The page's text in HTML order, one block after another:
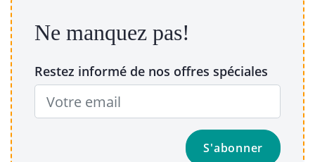
Ne manquez pas!
Restez informé de nos offres spéciales